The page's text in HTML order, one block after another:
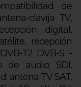
de
clavija TV,
digital,
recepción
T2 DVB-S -
de audio; SDI,
antena TV SAT,